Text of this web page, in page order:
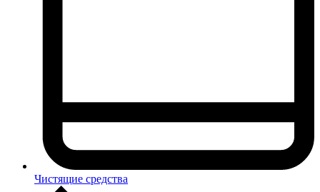
Чистящие средства